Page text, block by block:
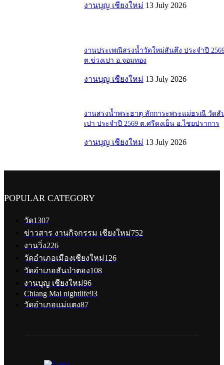
งานบุญ เชียงใหม่ 13 July 2026
งานประเพณีสรงน้ำวัดใหม่สันตึง ประจำปี
ต.ข่วงเปา อ.จอมทอง
งานบุญ เชียงใหม่ 13 July 2026
งานสรงน้ำพระธาตุ สักการะพระแม่ธรณี วัดสั
เปา ประจำปี 2569 ต.ศรีดงเย็น อ.ไชยปราการ
งานบุญ เชียงใหม่ 13 July 2026
POPULAR CATEGORY
วัด1307
ข่าวสาร งานกิจกรรม เชียงใหม่752
งานวิ่ง226
วัดอำเภอเมืองเชียงใหม่126
วัดอำเภอสันป่าตอง108
งานบุญ เชียงใหม่96
Chiang Mai nightlife93
วัดอำเภอแม่แตง87